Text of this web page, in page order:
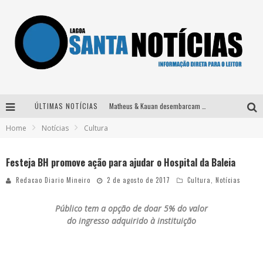
ÚLTIMAS NOTÍCIAS
Home Notícias Cultura
Festeja BH promove ação para ajudar o Hospital da Baleia
Redacao Diario Mineiro 2 de agosto de 2017 Cultura Notícias
Público tem a opção de doar5% do valor
do ingresso adquirido à instituição